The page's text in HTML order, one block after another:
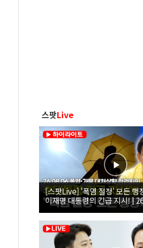
스팟Live
[스팟Live] '폭염 절정' 모든 행
이재명 대통령의 긴급 지시! |
가뭄 대처상황 점검회의